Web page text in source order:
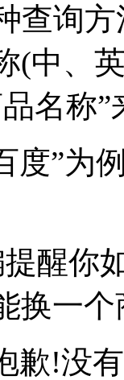
查询
(中、
名称”
度”为
醒你
换一
歉!没